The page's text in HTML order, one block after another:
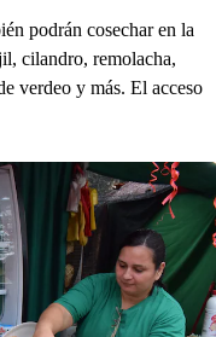
podrán cosechar en la
cilandro, remolacha,
verdeo y más. El acceso